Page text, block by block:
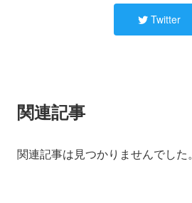
Twitter
関連記事
関連記事は見つかりませんでした。